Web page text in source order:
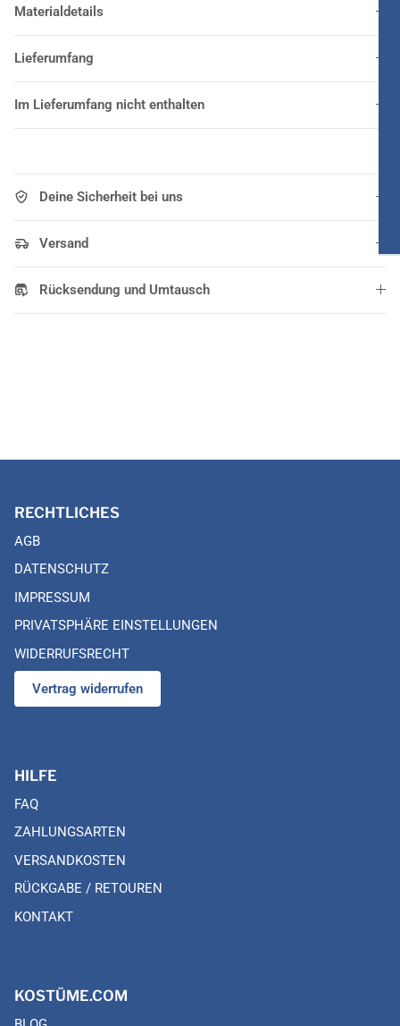
Materialdetails
Lieferumfang
Im Lieferumfang nicht enthalten
Deine Sicherheit bei uns
Versand
Rücksendung und Umtausch
RECHTLICHES
AGB
DATENSCHUTZ
IMPRESSUM
PRIVATSPHÄRE EINSTELLUNGEN
WIDERRUFSRECHT
Vertrag widerrufen
HILFE
FAQ
ZAHLUNGSARTEN
VERSANDKOSTEN
RÜCKGABE / RETOUREN
KONTAKT
KOSTÜME.COM